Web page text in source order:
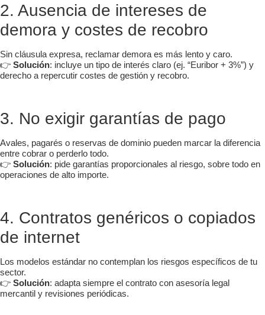
2. Ausencia de intereses de
demora y costes de recobro
Sin cláusula expresa, reclamar demora es más lento y caro.
👉 Solución: incluye un tipo de interés claro (ej. “Euribor + 3%”) y
derecho a repercutir costes de gestión y recobro.
3. No exigir garantías de pago
Avales, pagarés o reservas de dominio pueden marcar la diferencia
entre cobrar o perderlo todo.
👉 Solución: pide garantías proporcionales al riesgo, sobre todo en
operaciones de alto importe.
4. Contratos genéricos o copiados
de internet
Los modelos estándar no contemplan los riesgos específicos de tu
sector.
👉 Solución: adapta siempre el contrato con asesoría legal
mercantil y revisiones periódicas.